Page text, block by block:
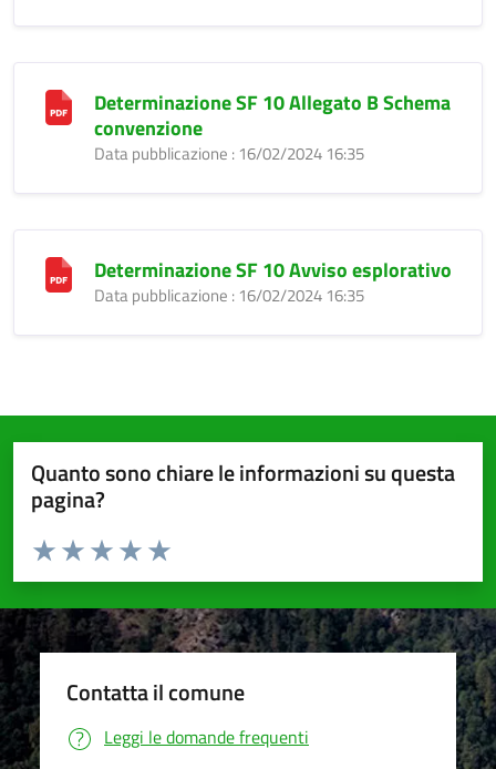
Determinazione SF 10 Allegato B Schema
convenzione
Data pubblicazione : 16/02/2024 16:35
Determinazione SF 10 Avviso esplorativo
Data pubblicazione : 16/02/2024 16:35
Quanto sono chiare le informazioni su questa
pagina?
Valuta da 1 a 5 stelle la pagina
Valuta 5 stelle su 5
Valuta 4 stelle su 5
Valuta 3 stelle su 5
Valuta 2 stelle su 5
Valuta 1 stelle su 5
Contatta il comune
Leggi le domande frequenti